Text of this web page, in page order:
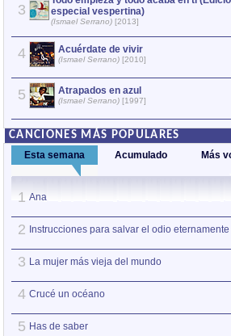
3
especial vespertina)
(Ismael Serrano) [2013]
4 Acuérdate de vivir
(Ismael Serrano) [2010]
5 Atrapados en azul
(Ismael Serrano) [1997]
CANCIONES MÁS POPULARES
Esta semana Acumulado Más
1 Ana
2 Instrucciones para salvar el odio eternamente
3 La mujer más vieja del mundo
4 Crucé un océano
5 Has de saber